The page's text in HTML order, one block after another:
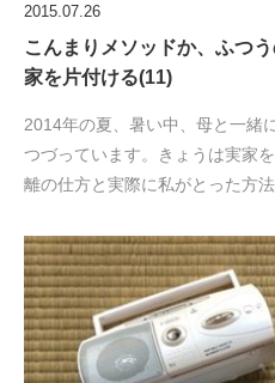
2015.07.26
こんまりメソッドか、ふつ
家を片付ける(11)
2014年の夏、暑い中、母と一緒
つづっています。きょうは実家
離の仕方と実際に私がとった方